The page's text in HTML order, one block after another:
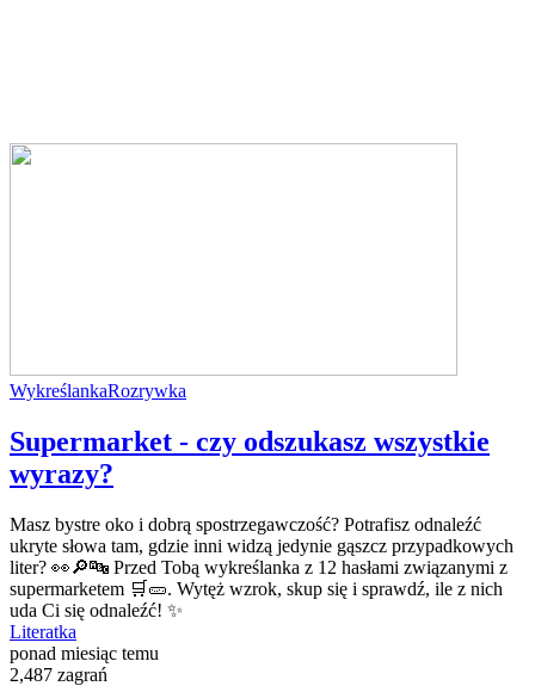
WykreślankaRozrywka
Supermarket - czy odszukasz wszystkie
wyrazy?
Masz bystre oko i dobrą spostrzegawczość? Potrafisz odnaleźć
ukryte słowa tam, gdzie inni widzą jedynie gąszcz przypadkowych
liter? 👀🔎🔤 Przed Tobą wykreślanka z 12 hasłami związanymi z
supermarketem 🛒🥒. Wytęż wzrok, skup się i sprawdź, ile z nich
uda Ci się odnaleźć! ✨
Literatka
ponad miesiąc temu
2,487 zagrań